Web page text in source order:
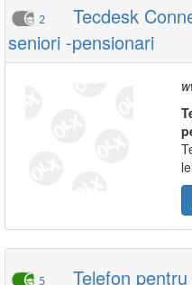
2
Tecdesk
seniori -pensionari
5
Telefon